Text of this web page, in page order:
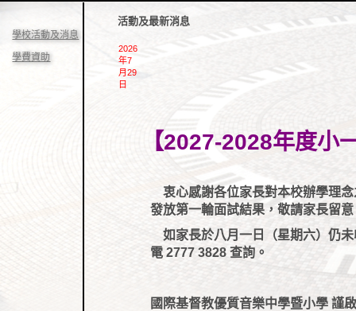
學校活動及消息
學費資助
活動及最新消息
2026
年7
月29
日
【2027-2028年度小
衷心感謝各位家長對本校辦學理
發放第一輪面試結果，敬請家長留
如家長於八月一日（星期六）仍
電 2777 3828 查詢。
國際基督教優質音樂中學暨小學 謹啟